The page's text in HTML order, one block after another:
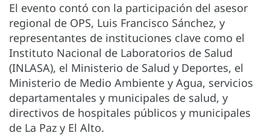
El evento contó con la participación del asesor
regional de OPS, Luis Francisco Sánchez, y
representantes de instituciones clave como el
Instituto Nacional de Laboratorios de Salud
(INLASA), el Ministerio de Salud y Deportes, el
Ministerio de Medio Ambiente y Agua, servicios
departamentales y municipales de salud, y
directivos de hospitales públicos y municipales
de La Paz y El Alto.